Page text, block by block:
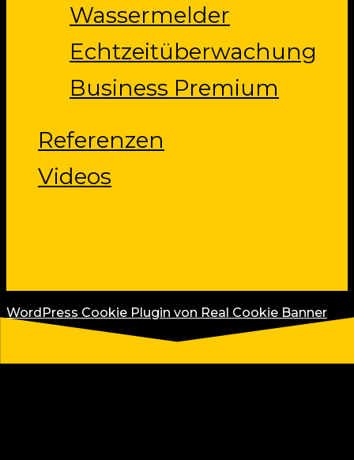
Wassermelder
Echtzeitüberwachung
Business Premium
Referenzen
Videos
WordPress Cookie Plugin von Real Cookie Banner